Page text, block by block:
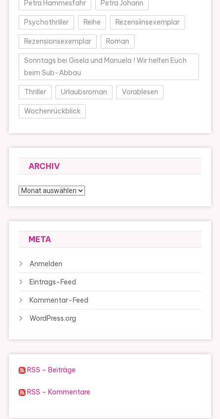
Petra Hammesfahr Petra Johann
Psychothriller Reihe Rezensiinsexemplar
Rezensionsexemplar Roman
Sonntags bei Gisela und Manuela ! Wir helfen Euch
beim Sub-Abbau
Thriller Urlaubsroman Vorablesen
Wochenrückblick
ARCHIV
Archiv
META
Anmelden
Eintrags-Feed
Kommentar-Feed
WordPress.org
RSS – Beiträge
RSS – Kommentare